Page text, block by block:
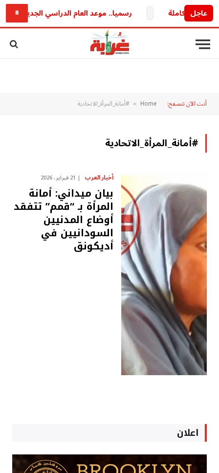
عاجل رسميا.. موعد العام الدراسي الجديد 2026/2027 وخريطة الدراسة والامتحانات كاملة ⏸
أنت الآن تتصفح: Home
» #أمانة_المرأة_الاتحادية
#أمانة_المرأة_الاتحادية
أخبار العرب 21 فبراير، 2026
بيان ميداني: أمانة
المرأة بـ “قمم” تتفقد
أوضاع المدنيين
السودانيين في
أديكونق
اعلان